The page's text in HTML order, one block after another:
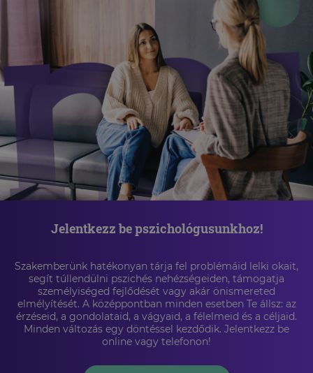
Jelentkezz be pszichológusunkhoz!
Szakemberünk hatékonyan tárja fel problémáid lelki okait,
segít túllendülni pszichés nehézségeiden, támogatja
személyiséged fejlődését vagy akár önismereted
elmélyítését. A középpontban minden esetben Te állsz: az
érzéseid, a gondolataid, a vágyaid, a félelmeid és a céljaid.
Minden változás egy döntéssel kezdődik. Jelentkezz be
online vagy telefonon!